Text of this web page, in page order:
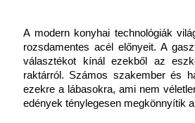
A modern konyhai technológiák
rozsdamentes acél előnyeit. A
választékot kínál ezekből az
raktárról. Számos szakember és
ezekre a lábasokra, ami nem
edények ténylegesen megkönnyítik